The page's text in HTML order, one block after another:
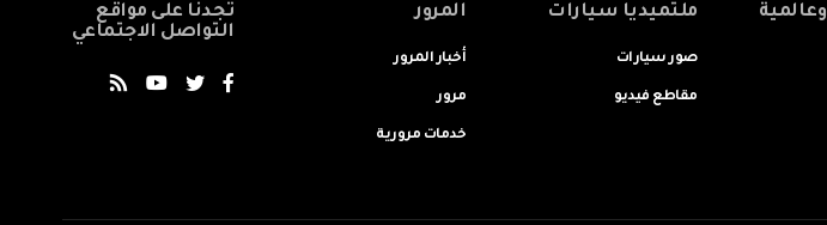
ملتميديا سيارات
صور سيارات
مقاطع فيديو
المرور
أخبار المرور
مرور
خدمات مرورية
تجدنا على مواقع
التواصل الاجتماعي